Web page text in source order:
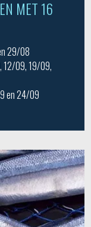
MET 16
29/08
12/09, 19/09,
en 24/09